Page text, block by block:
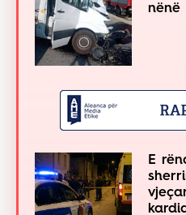
nënë
E